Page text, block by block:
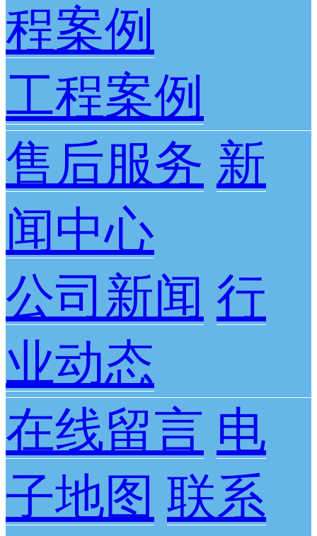
程案例
工程案例
售后服务 新
闻中心
公司新闻 行
业动态
在线留言 电
子地图 联系